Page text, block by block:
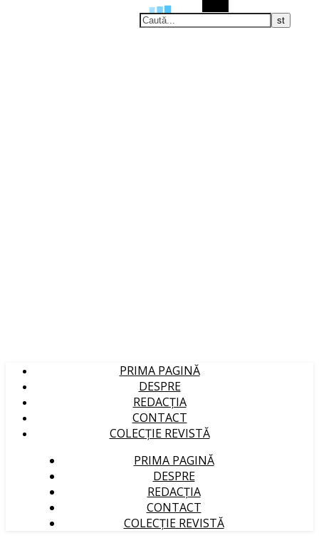
PRIMA PAGINĂ
DESPRE
REDACȚIA
CONTACT
COLECȚIE REVISTĂ
PRIMA PAGINĂ
DESPRE
REDACȚIA
CONTACT
COLECȚIE REVISTĂ